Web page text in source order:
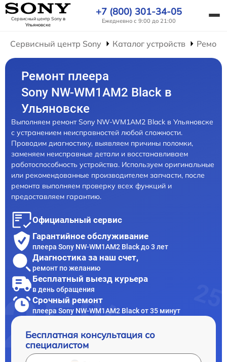
Сервисный центр Sonyв
Ульяновске
+7 (800) 301-34-05
Ежедневно с 9:00 до 21:00
Сервисный центр Sony Каталог устройств
Ремонт плеера
Sony NW-WM1AM2 Black в
Ульяновске
Выполняем ремонт Sony NW-WM1AM2 Black в Ульяновске
с устранением неисправностей любой сложности.
Проводим диагностику, выявляем причины поломки,
заменяем неисправные детали и восстанавливаем
работоспособность устройства. Используем оригинальные
или рекомендованные производителем запчасти, после
ремонта выполняем проверку всех функций и
предоставляем гарантию.
Официальный сервис
Гарантийное обслуживание
плеера Sony NW-WM1AM2 Black до 3 лет
Диагностика за наш счет,
ремонт по желанию
Бесплатный выезд курьера
в день обращения
Срочный ремонт
плеера Sony NW-WM1AM2 Black от 35 минут
Бесплатная консультация со
специалистом